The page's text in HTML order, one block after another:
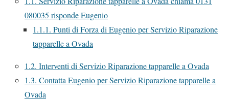
080035 risponde Eugenio
1.1.1. Punti di Forza di Eugenio per Servizio Riparazione
tapparelle a Ovada
1.2. Interventi di Servizio Riparazione tapparelle a Ovada
1.3. Contatta Eugenio per Servizio Riparazione tapparelle a
Ovada